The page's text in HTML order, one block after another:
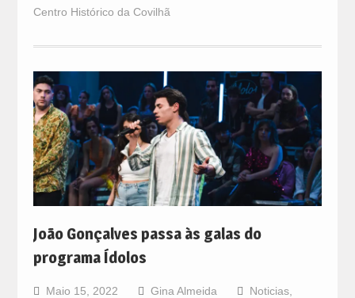
Centro Histórico da Covilhã
João Gonçalves passa às galas do
programa Ídolos
Maio 15, 2022 Gina Almeida Noticias,